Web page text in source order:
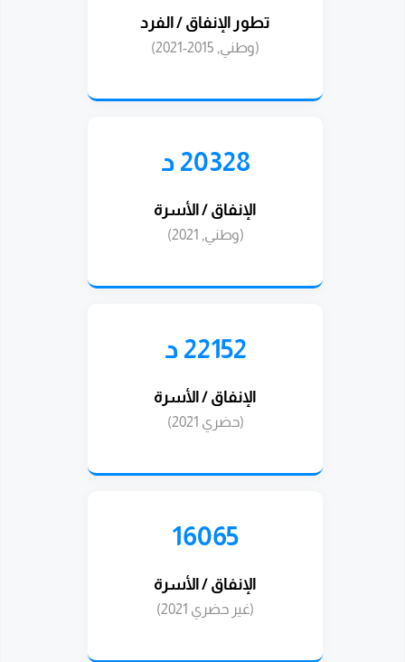
تطور الإنفاق / الفرد
(وطني, 2015-2021)
20328 د
الإنفاق / الأسرة
(وطني, 2021)
22152 د
الإنفاق / الأسرة
(حضري 2021)
16065
الإنفاق / الأسرة
(غير حضري 2021)